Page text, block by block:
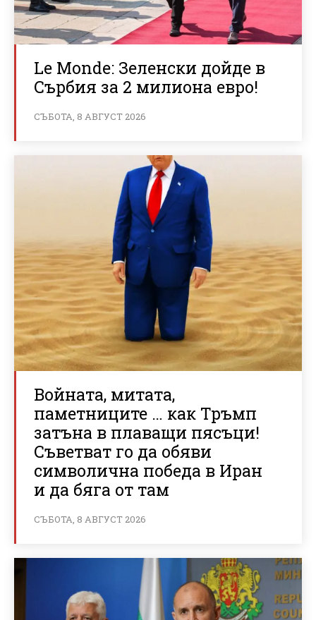
Le Monde: Зеленски дойде в
Сърбия за 2 милиона евро!
СЪБОТА, 8 АВГУСТ 2026
Войната, митата,
паметниците … как Тръмп
затъна в плаващи пясъци!
Съветват го да обяви
символична победа в Иран
и да бяга от там
СЪБОТА, 8 АВГУСТ 2026